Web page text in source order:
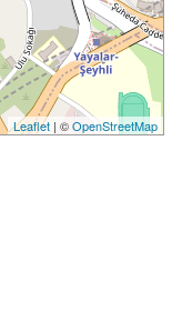
Leaflet| ©OpenStreetMap